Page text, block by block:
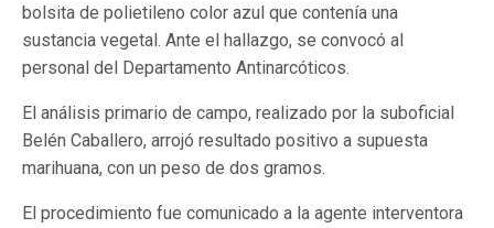
bolsita de polietileno color azul que contenía una
sustancia vegetal. Ante el hallazgo, se convocó al
personal del Departamento Antinarcóticos.
El análisis primario de campo, realizado por la suboficial
Belén Caballero, arrojó resultado positivo a supuesta
marihuana, con un peso de dos gramos.
El procedimiento fue comunicado a la agente interventora